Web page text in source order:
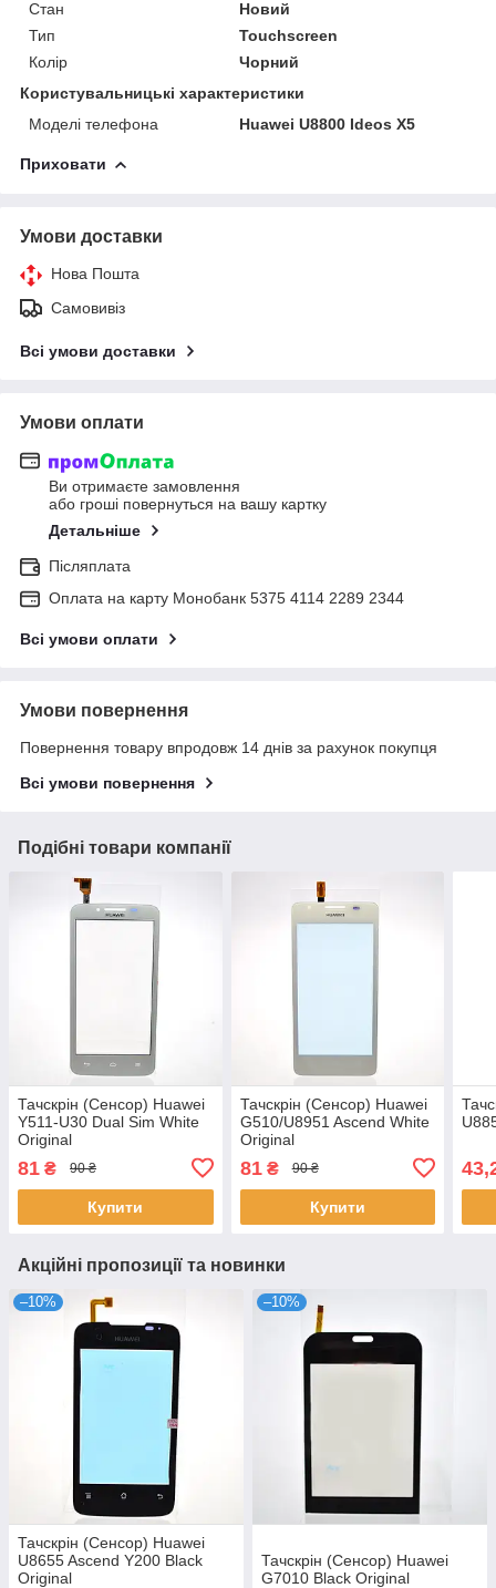
Стан
Новий
Тип
Touchscreen
Колір
Чорний
Користувальницькі характеристики
Моделі телефона
Huawei U8800 Ideos X5
Приховати
Умови доставки
Нова Пошта
Самовивіз
Всі умови доставки
Умови оплати
Ви отримаєте замовлення
або гроші повернуться на вашу картку
Детальніше
Післяплата
Оплата на карту Монобанк 5375 4114 2289 2344
Всі умови оплати
Умови повернення
Повернення товару впродовж 14 днів за рахунок покупця
Всі умови повернення
Подібні товари компанії
Тачскрін (Сенсор) Huawei
Y511-U30 Dual Sim White
Original
81 ₴ 90 ₴
Купити
Тачскрін (Сенсор) Huawei
G510/U8951 Ascend White
Original
81₴ 90 ₴
Купити
Акційні пропозиції та новинки
–10%
Тачскрін (Сенсор) Huawei
U8655 Ascend Y200 Black
Original
–10%
Тачскрін (Сенсор) Huawei
G7010 Black Original